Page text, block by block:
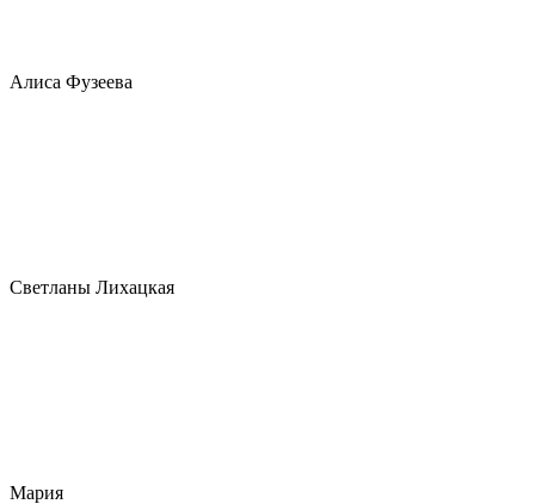
Алиса Фузеева
Светланы Лихацкая
Мария